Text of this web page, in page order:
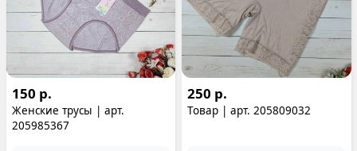
150 р.
Женские трусы | арт.
205985367
250 р.
Товар | арт. 205809032